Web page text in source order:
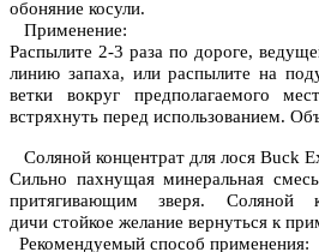
обоняние косули.
Применение:
Распылите 2-3 раза по дороге,
линию запаха, или распылите на
ветки вокруг предполагаемого
встряхнуть перед использованием.
Соляной концентрат для лося Buck
Сильно пахнущая минеральная
притягивающим зверя. Соляной
дичи стойкое желание вернуться к
Рекомендуемый способ применения: